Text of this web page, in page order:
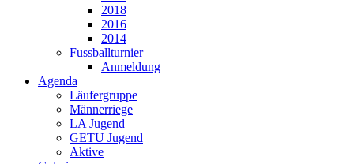
2018
2016
2014
Fussballturnier
Anmeldung
Agenda
Läufergruppe
Männerriege
LA Jugend
GETU Jugend
Aktive